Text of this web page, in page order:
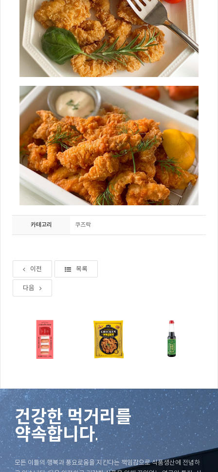
카테고리 쿠즈락
이전 목록
다음
건강한 먹거리를
약속합니다.
모든 이들의 행복과 풍요로움을 지킨다는 책임감으로 식품생산에 전념하